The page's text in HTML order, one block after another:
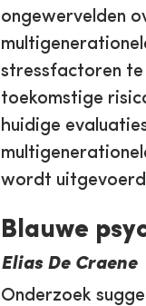
ongewervelden
stressfactoren
toekomstige
huidige
wordt uitgevoerd
Blauwe
Elias De Craene
Onderzoek